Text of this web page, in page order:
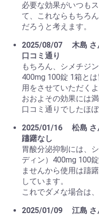
必要な効果がいつも
て、これならもちろ
だろうと考えます。
2025/08/07
木島 さ
口コミ通り
もちろん、シメチジ
400mg 100錠 1箱と
用をさせていただく
おおよその効果には
口コミ通りでしたほぼ
2025/01/16
松島 さ
躊躇なし
胃酸分泌抑制には、
ディン）400mg 100
ませんから使用は躊
しています。
これでダメな場合は
2025/01/09
江島 さ